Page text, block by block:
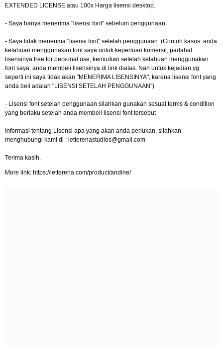
EXTENDED LICENSE atau 100x Harga lisensi desktop.
- Saya hanya menerima "lisensi font" sebelum penggunaan
- Saya tidak menerima "lisensi font" setelah penggunaan. (Contoh kasus: anda
ketahuan menggunakan font saya untuk keperluan komersil, padahal
lisensinya free for personal use, kemudian setelah ketahuan menggunakan
font saya, anda membeli lisensinya di link diatas. Nah untuk kejadian yg
seperti ini saya tidak akan "MENERIMA LISENSINYA", karena lisensi font yang
anda beli adalah "LISENSI SETELAH PENGGUNAAN")
- Lisensi font setelah penggunaan silahkan gunakan sesuai terms & condition
yang berlaku setelah anda membeli lisensi font tersebut
Informasi tentang Lisensi apa yang akan anda perlukan, silahkan
menghubungi kami di : letterenastudios@gmail.com
Terima kasih.
More link: https://letterena.com/product/andine/